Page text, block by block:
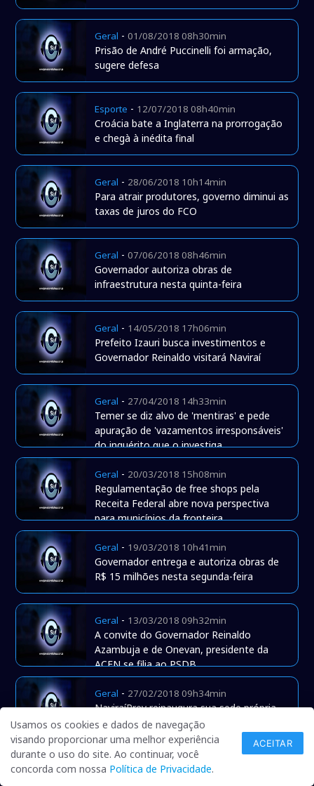
Geral -01/08/2018 08h30min
Prisão de André Puccinelli foi armação,
sugere defesa
Esporte - 12/07/2018 08h40min
Croácia bate a Inglaterra na prorrogação
e chegà à inédita final
Geral - 28/06/2018 10h14min
Para atrair produtores, governo diminui as
taxas de juros do FCO
Geral -07/06/2018 08h46min
Governador autoriza obras de
infraestrutura nesta quinta-feira
Geral - 14/05/2018 17h06min
Prefeito Izauri busca investimentos e
Governador Reinaldo visitará Naviraí
Geral - 27/04/2018 14h33min
Temer se diz alvo de 'mentiras' e pede
apuração de 'vazamentos irresponsáveis'
do inquérito que o investiga
Geral - 20/03/2018 15h08min
Regulamentação de free shops pela
Receita Federal abre nova perspectiva
para municípios da fronteira
Geral - 19/03/2018 10h41min
Governador entrega e autoriza obras de
R$ 15 milhões nesta segunda-feira
Geral - 13/03/2018 09h32min
A convite do Governador Reinaldo
Azambuja e de Onevan, presidente da
ACEN se filia ao PSDB
Geral - 27/02/2018 09h34min
NaviraíPrev reinaugura sua sede própria
após reforma e ampliação
Geral-02/02/2018 08h42min
Usamos os cookies e dados de navegação
visando proporcionar uma melhor experiência
durante o uso do site. Ao continuar, você
concorda com nossa Política de Privacidade.
ACEITAR